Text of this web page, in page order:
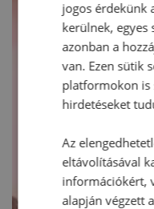
jogos érdekünk
kerülnek, egyes
azonban a
van. Ezen sütik
platformokon is
hirdetéseket
Az
eltávolításával
információkért,
alapján végzett